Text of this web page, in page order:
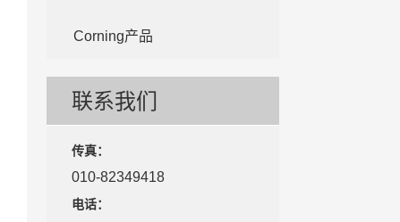
Corning产品
联系我们
传真：
010-82349418
电话：